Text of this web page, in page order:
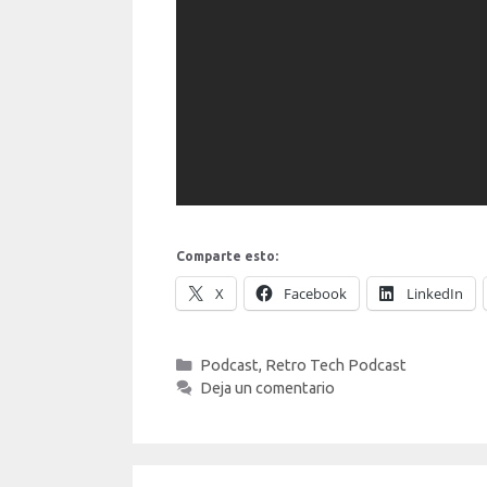
Comparte esto:
X Facebook LinkedIn
Categorías
Podcast, Retro Tech Podcast
Deja un comentario